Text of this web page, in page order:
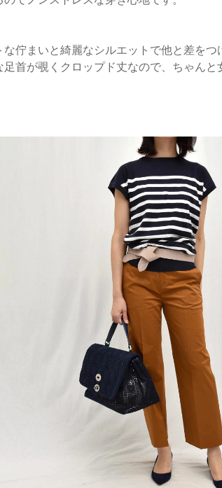
佇まいと綺麗なシルエットで他と差をつ
首が覗くクロップド丈なので、ちゃんと